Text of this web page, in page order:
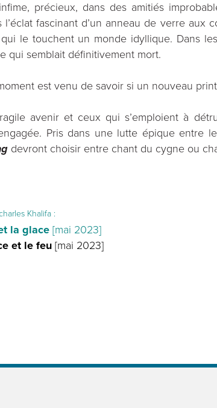
précieux, dans des amitiés
fascinant d’un anneau de verre aux
le touchent un monde idyllique. Dans
qui semblait définitivement mort.
est venu de savoir si un nouveau
avenir et ceux qui s’emploient à
Pris dans une lutte épique entre
devront choisir entre chant du cygne ou
Khalifa :
la glace [mai 2023]
et le feu [mai 2023]